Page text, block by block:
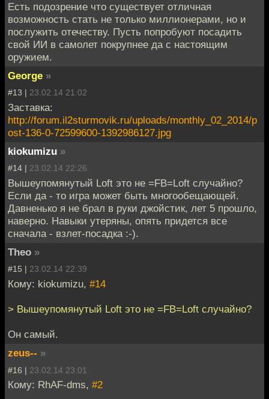
Есть подозрение что существует отличная
возможность стать не только миллионерами, но и
послужить отечеству. Пусть попробуют посадить
свой ИИ в самолет покрупнее да с настоящим
оружием.
George »
#13 | 23.02.14 21:02
Заставка:
http://forum.il2sturmovik.ru/uploads/monthly_02_2014/p
ost-136-0-72599600-1392986127.jpg
kiokumizu »
#14 | 23.02.14 22:26
Вышеупомянутый Loft это не =FB=Loft случайно?
Если да - то игра может быть многообещающей.
Давненько я не брал в руки джойстик, лет 5 прошло,
наверно. Навыки утеряны, опять придется все
сначала - взлет-посадка :-).
Theo »
#15 | 23.02.14 22:39
Кому: kiokumizu, #14
> Вышеупомянутый Loft это не =FB=Loft случайно?
Он самый.
zeus-- »
#16 | 23.02.14 23:01
Кому: RhAF-dms, #2